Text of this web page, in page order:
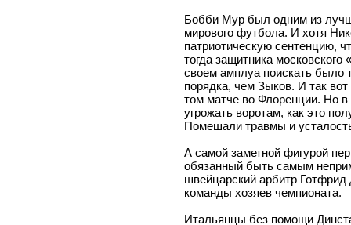
Бобби Мур был одним из
мирового футбола. И хотя
патриотическую сентенцию,
тогда защитника
своем амплуа поискать было
порядка, чем Зыков. И так
том матче во Флоренции. Но
угрожать воротам, как это
Помешали травмы и
А самой заметной фигурой
обязанный быть самым
швейцарский арбитр Готфрид
команды хозяев чемпионата.
Итальянцы без помощи